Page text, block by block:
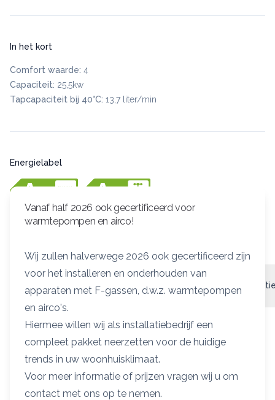
Vanaf half 2026 ook gecertificeerd voor
warmtepompen en airco!
Wij zullen halverwege 2026 ook gecertificeerd zijn
voor het installeren en onderhouden van
apparaten met F-gassen, d.w.z. warmtepompen
en airco's.
Hiermee willen wij als installatiebedrijf een
compleet pakket neerzetten voor de huidige
trends in uw woonhuisklimaat.
Voor meer informatie of prijzen vragen wij u om
contact met ons op te nemen.
In het kort
Comfort waarde: 4
Capaciteit: 25,5kw
Tapcapaciteit bij 40°C: 13,7 liter/min
Energielabel
Bekijk energielabel
Ketel omschrijving Geschikte thermostaten
Ketel omschrijving
Met de Remeha Calenta Ace kies je voor luxe
wooncomfort. Hij is beter, handiger, robuuster en vooral
slimmer dan andere cv-ketels. De optionele